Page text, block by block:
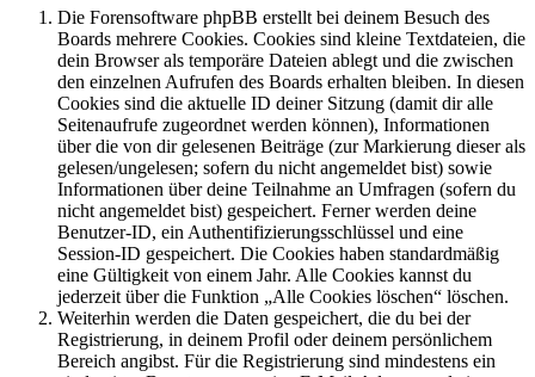
Die Forensoftware phpBB erstellt bei deinem Besuch des
Boards mehrere Cookies. Cookies sind kleine Textdateien, die
dein Browser als temporäre Dateien ablegt und die zwischen
den einzelnen Aufrufen des Boards erhalten bleiben. In diesen
Cookies sind die aktuelle ID deiner Sitzung (damit dir alle
Seitenaufrufe zugeordnet werden können), Informationen
über die von dir gelesenen Beiträge (zur Markierung dieser als
gelesen/ungelesen; sofern du nicht angemeldet bist) sowie
Informationen über deine Teilnahme an Umfragen (sofern du
nicht angemeldet bist) gespeichert. Ferner werden deine
Benutzer-ID, ein Authentifizierungsschlüssel und eine
Session-ID gespeichert. Die Cookies haben standardmäßig
eine Gültigkeit von einem Jahr. Alle Cookies kannst du
jederzeit über die Funktion „Alle Cookies löschen“ löschen.
Weiterhin werden die Daten gespeichert, die du bei der
Registrierung, in deinem Profil oder deinem persönlichem
Bereich angibst. Für die Registrierung sind mindestens ein